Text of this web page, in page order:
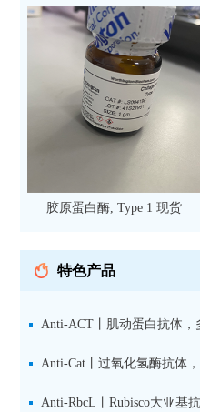
胶原蛋白酶, Type 1 现货
特色产品
Anti-ACT丨肌动蛋白抗体
方案
Anti-Cat丨过氧化氢酶抗体
Cat3三种亚型
Anti-RbcL丨Rubisco大亚基